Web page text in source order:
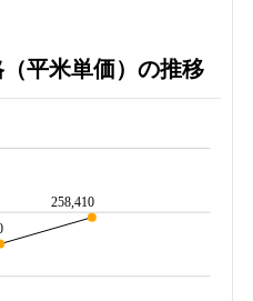
平米単価）の推移
258,410